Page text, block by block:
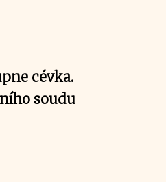
cévka.
soudu